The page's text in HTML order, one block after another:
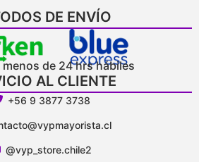
DE ENVÍO
menos de 24 hrs hábiles
AL CLIENTE
+56 9 3877 3738
@vyp_store.chile2